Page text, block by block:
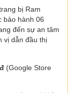
bị Ram
bảo hành 06
đến sự an tâm
vị dẫn đầu thị
(Google Store